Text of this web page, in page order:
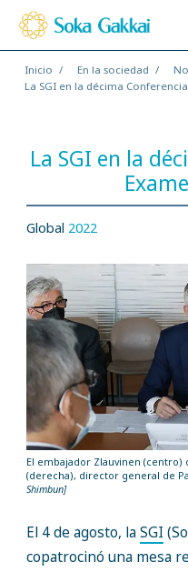
Inicio En la sociedad
La SGI en la décima
La SGI en la
Global 2022
El embajador Zlauvinen
(derecha), director general de
Shimbun]
El 4 de agosto, laSGI
copatrocinó una mesa